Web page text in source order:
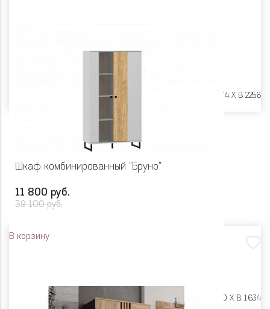
Ш 802 X Г 574 X В 2256
Шкаф комбинированный "Бруно"
11 800 руб.
39 100 руб.
В корзину
Ш 900 X Г 400 X В 1634